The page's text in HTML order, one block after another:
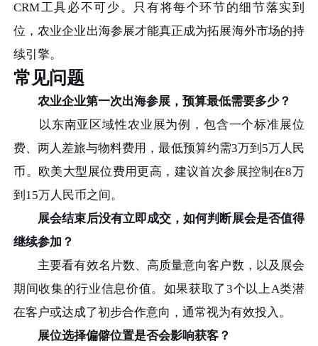
CRM工具必不可少。只有将每个环节的细节落实到
位，农业企业出海参展才能真正成为拓展海外市场的持
续引擎。
常见问题
农业企业第一次出海参展，预算最低需要多少？
以东南亚区域性农业展为例，包含一个标准展位
费、两人差旅与物料费用，最低预算约需3万到5万人民
币。欧美大型展位费用更高，建议首次参展控制在8万
到15万人民币之间。
展会结束后没有立即成交，如何判断展会是否值得
继续参加？
主要看有效名片数、高质量意向客户数，以及展会
期间收集的行业信息价值。如果获取了3个以上A类潜
在客户或达成了初步合作意向，通常视为有效投入。
展位选择偏僻位置是否会影响获客？